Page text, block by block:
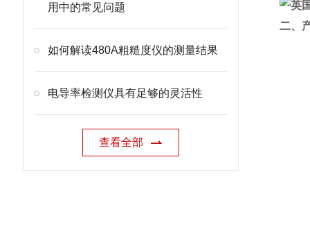
用中的常见问题
如何解读480A粗糙度仪的测量结果
电导率检测仪具有足够的灵活性
查看全部
二、